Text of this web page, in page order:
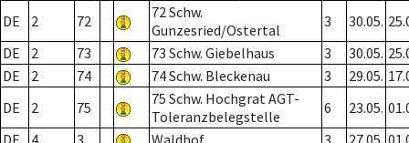
DE 2 72
72 Schw.
Gunzesried/Ostertal
3 30.05.
DE
2 73 73 Schw. Giebelhaus 3 30.05.
DE
2 74 74 Schw. Bleckenau 3 29.05.
DE
2 75
75 Schw. Hochgrat AGT-
Toleranzbelegstelle
6 23.05.